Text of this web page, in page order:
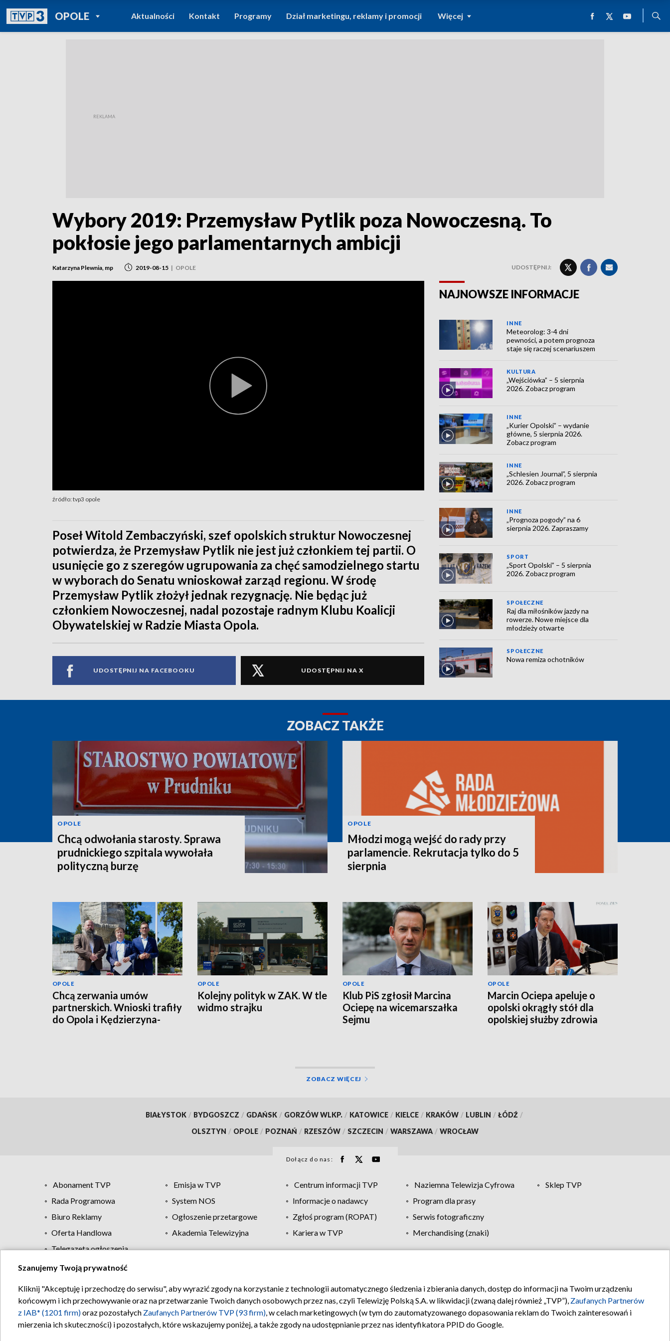
OPOLEPOWRÓT DO
TVP REGIONY
Aktualności Kontakt Programy Dział marketingu, reklamy i promocji Więcej
Wybory 2019: Przemysław Pytlik poza Nowoczesną. To
pokłosie jego parlamentarnych ambicji
Katarzyna Plewnia, mp 2019-08-15 | OPOLE UDOSTĘPNIJ:
źródło: tvp3 opole
Poseł Witold Zembaczyński, szef opolskich struktur Nowoczesnej
potwierdza, że Przemysław Pytlik nie jest już członkiem tej partii. O
usunięcie go z szeregów ugrupowania za chęć samodzielnego startu
w wyborach do Senatu wnioskował zarząd regionu. W środę
Przemysław Pytlik złożył jednak rezygnację. Nie będąc już
członkiem Nowoczesnej, nadal pozostaje radnym Klubu Koalicji
Obywatelskiej w Radzie Miasta Opola.
UDOSTĘPNIJ NA FACEBOOKU UDOSTĘPNIJ NA X
NAJNOWSZE INFORMACJE
INNE
Meteorolog: 3-4 dni
pewności, a potem prognoza
staje się raczej scenariuszem
KULTURA
„Wejściówka” – 5 sierpnia
2026. Zobacz program
INNE
„Kurier Opolski” – wydanie
główne, 5 sierpnia 2026.
Zobacz program
INNE
„Schlesien Journal”, 5 sierpnia
2026. Zobacz program
INNE
„Prognoza pogody” na 6
sierpnia 2026. Zapraszamy
SPORT
„Sport Opolski” – 5 sierpnia
2026. Zobacz program
SPOŁECZNE
Raj dla miłośników jazdy na
rowerze. Nowe miejsce dla
młodzieży otwarte
SPOŁECZNE
Nowa remiza ochotników
ZOBACZ TAKŻE
OPOLE
Chcą odwołania starosty. Sprawa
prudnickiego szpitala wywołała
polityczną burzę
OPOLE
Młodzi mogą wejść do rady przy
parlamencie. Rekrutacja tylko do 5
sierpnia
OPOLE
Chcą zerwania umów
partnerskich. Wnioski trafiły
do Opola i Kędzierzyna-
OPOLE
Kolejny polityk w ZAK. W tle
widmo strajku
OPOLE
Klub PiS zgłosił Marcina
Ociepę na wicemarszałka
Sejmu
OPOLE
Marcin Ociepa apeluje o
opolski okrągły stół dla
opolskiej służby zdrowia
ZOBACZ WIĘCEJ
BIAŁYSTOK / BYDGOSZCZ / GDAŃSK / GORZÓW WLKP. / KATOWICE / KIELCE / KRAKÓW / LUBLIN / ŁÓDŹ /
OLSZTYN / OPOLE / POZNAŃ / RZESZÓW / SZCZECIN / WARSZAWA / WROCŁAW
Dołącz do nas:
Abonament TVP Emisja w TVP Centrum informacji TVP Naziemna Telewizja Cyfrowa
Sklep TVP
Rada Programowa
System NOS Informacje o nadawcy
Program dla prasy
Biuro Reklamy
Ogłoszenie przetargowe Zgłoś program (ROPAT)
Serwis fotograficzny
Oferta Handlowa
Akademia Telewizyjna Kariera w TVP
Merchandising (znaki)
Telegazeta ogłoszenia
Regulamin TVP Polityka prywatności Moje zgody Pomoc Biuro reklamy Kontakt
Szanujemy Twoją prywatność
Kliknij "Akceptuję i przechodzę do serwisu", aby wyrazić zgody na korzystanie z technologii automatycznego śledzenia i zbierania danych, dostęp do informacji na Twoim urządzeniu
końcowym i ich przechowywanie oraz na przetwarzanie Twoich danych osobowych przez nas, czyli Telewizję Polską S.A. w likwidacji (zwaną dalej również „TVP”), Zaufanych Partnerów
z IAB* (1201 firm)oraz pozostałych Zaufanych Partnerów TVP (93 firm), w celach marketingowych (w tym do zautomatyzowanego dopasowania reklam do Twoich zainteresowań i
mierzenia ich skuteczności) i pozostałych, które wskazujemy poniżej, a także zgody na udostępnianie przez nas identyfikatora PPID do Google.